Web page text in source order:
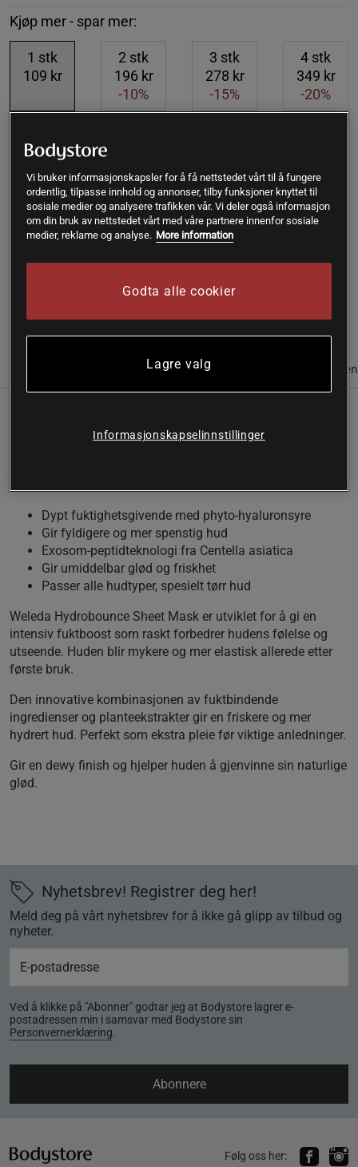
Kjøp mer - spar mer:
1 stk
109 kr
2 stk
196 kr
-10%
3 stk
278 kr
-15%
4 stk
349 kr
-20%
Gratis frakt over 399 kr Gratis retur 14 dagers angrerett
SKU #A8590-11| EAN4001638591126
Intensivt fuktighetsgivende sheet mask fra Weleda som gir
huden fylde, glød og en umiddelbar fuktboost.
Anmeldelser Næringsinformasjon &
hyaluronsyre med avansert exosom-peptidteknologi
Dypt fuktighetsgivende med phyto-hyaluronsyre
Gir fyldigere og mer spenstig hud
Exosom-peptidteknologi fra Centella asiatica
Gir umiddelbar glød og friskhet
Passer alle hudtyper, spesielt tørr hud
Weleda Hydrobounce Sheet Mask er utviklet for å gi en
intensiv fuktboost som raskt forbedrer hudens følelse og
utseende. Huden blir mykere og mer elastisk allerede etter
første bruk.
Den innovative kombinasjonen av fuktbindende
ingredienser og planteekstrakter gir en friskere og mer
hydrert hud. Perfekt som ekstra pleie før viktige anledninger.
Gir en dewy finish og hjelper huden å gjenvinne sin naturlige
glød.
Nyhetsbrev! Registrer deg her!
Meld deg på vårt nyhetsbrev for å ikke gå glipp av tilbud og
nyheter.
Ved å klikke på "Abonner" godtar jeg at Bodystore lagrer e-
postadressen min i samsvar med Bodystore sin
Personvernerklæring.
Abonnere
Følg oss her:
Vi bruker informasjonskapsler for å få nettstedet vårt til å fungere
ordentlig, tilpasse innhold og annonser, tilby funksjoner knyttet til
sosiale medier og analysere trafikken vår. Vi deler også informasjon
om din bruk av nettstedet vårt med våre partnere innenfor sosiale
medier, reklame og analyse. More information
Godta alle cookier
Lagre valg
Informasjonskapselinnstillinger